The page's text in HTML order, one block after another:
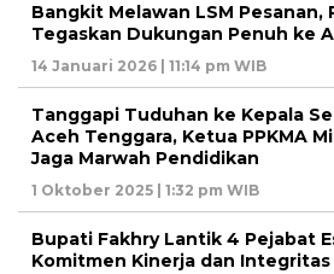
Bangkit Melawan LSM Pesanan,
Tegaskan Dukungan Penuh ke
14 Januari 2026 | 11:14 pm WIB
Tanggapi Tuduhan ke Kepala
Aceh Tenggara, Ketua PPKMA
Jaga Marwah Pendidikan
1 Oktober 2025 | 1:32 pm WIB
Bupati Fakhry Lantik 4 Pejabat
Komitmen Kinerja dan Integritas